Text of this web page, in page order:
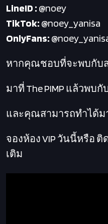
LineID : @noey
TikTok: @noey_yanisa
OnlyFans:
หากคุณชอบที่จะพบกับ
มาที่ The PIMP แล้วพบกั
และคุณสามารถทำได้ม
จองห้อง VIP วันนี้หรือ ติ
เติม